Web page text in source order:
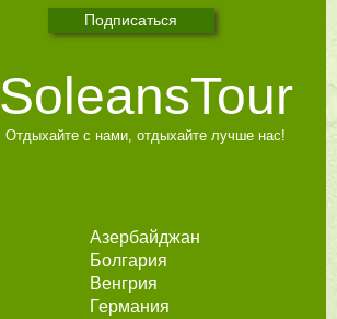
SoleansTour
Отдыхайте с нами, отдыхайте лучше нас!
Азербайджан
Болгария
Венгрия
Германия